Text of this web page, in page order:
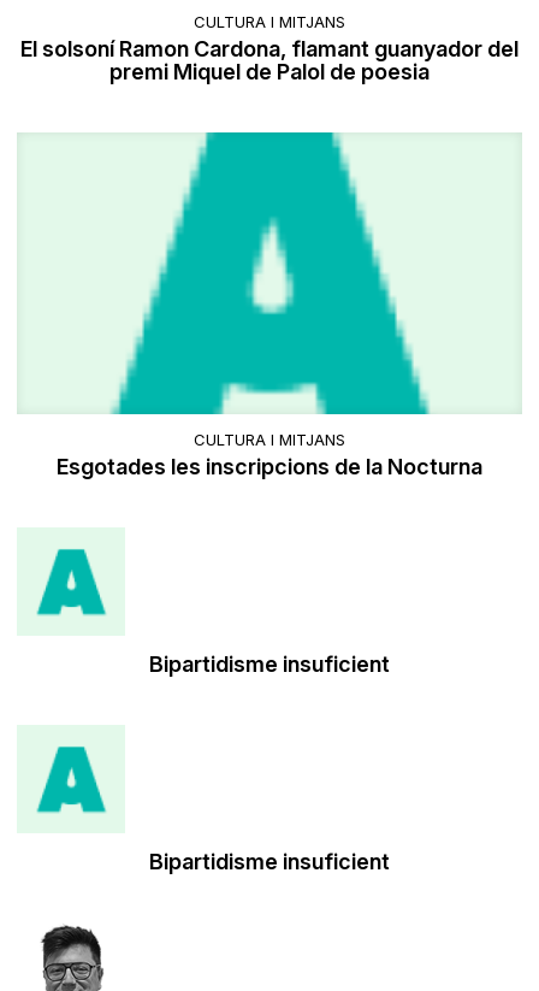
CULTURA I MITJANS
El solsoní Ramon Cardona, flamant guanyador del
premi Miquel de Palol de poesia
CULTURA I MITJANS
Esgotades les inscripcions de la Nocturna
Bipartidisme insuficient
Bipartidisme insuficient